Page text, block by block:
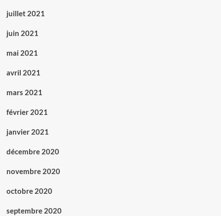
juillet 2021
juin 2021
mai 2021
avril 2021
mars 2021
février 2021
janvier 2021
décembre 2020
novembre 2020
octobre 2020
septembre 2020